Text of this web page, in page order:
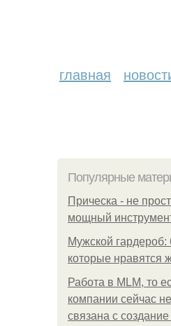
главная
Популярные
Прическа - не
мощный
Мужской
которые нравятся
Работа в MLM, то
компании сейчас
связана с создание